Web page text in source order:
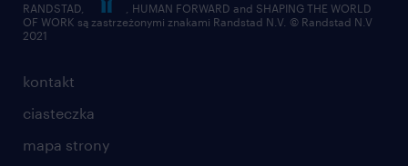
kontakt
ciasteczka
mapa strony
RANDSTAD,
, HUMAN FORWARD and SHAPING THE WORLD
OF WORK są zastrzeżonymi znakami Randstad N.V. © Randstad N.V
2021